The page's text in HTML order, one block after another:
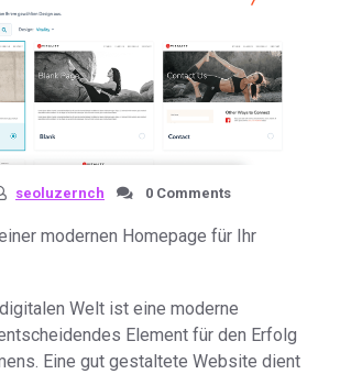
seoluzernch 0 Comments
modernen Homepage für Ihr
Welt ist eine moderne
Element für den Erfolg
Eine gut gestaltete Website dient